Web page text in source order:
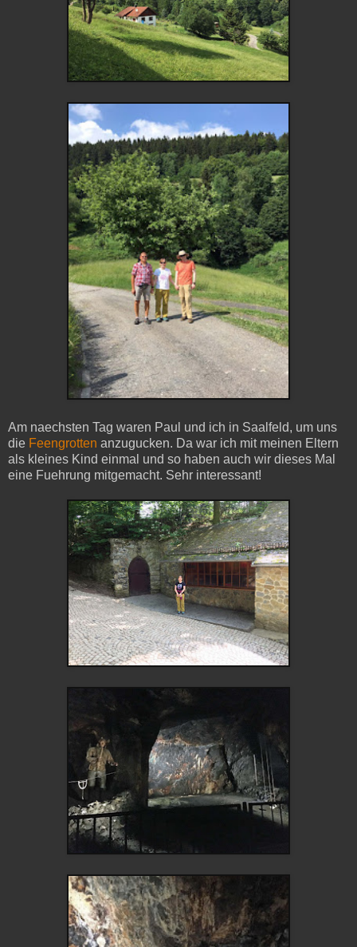
Am naechsten Tag waren Paul und ich in Saalfeld, um uns
die Feengrotten anzugucken. Da war ich mit meinen Eltern
als kleines Kind einmal und so haben auch wir dieses Mal
eine Fuehrung mitgemacht. Sehr interessant!